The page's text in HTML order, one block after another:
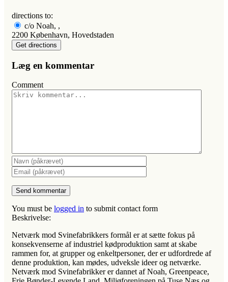
directions to:
c/o Noah, ,
2200 København, Hovedstaden
Læg en kommentar
Comment
You must be logged in to submit contact form
Beskrivelse:
Netværk mod Svinefabrikkers formål er at sætte fokus på
konsekvenserne af industriel kødproduktion samt at skabe
rammen for, at grupper og enkeltpersoner, der er udfordrede af
denne produktion, kan mødes, udveksle ideer og netværke.
Netværk mod Svinefabrikker er dannet af Noah, Greenpeace,